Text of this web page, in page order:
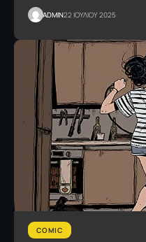
ADMIN22 ΙΟΥΛΙΟΥ 2025
COMIC